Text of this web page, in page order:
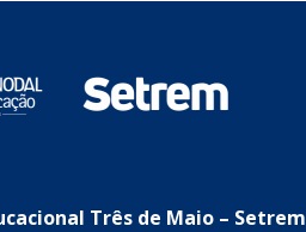
Três de Maio – Setrem